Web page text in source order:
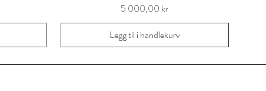
Pris
5 000,00 kr
Legg til i handlekurv